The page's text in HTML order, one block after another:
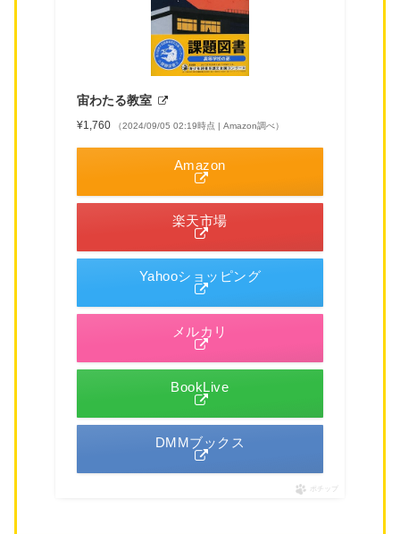
宙わたる教室
¥1,760 （2024/09/05 02:19時点 | Amazon調べ）
Amazon
楽天市場
Yahooショッピング
メルカリ
BookLive
DMMブックス
ポチップ